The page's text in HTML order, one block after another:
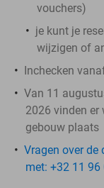
vouchers)
je kunt je
wijzigen of
Inchecken
Van 11
2026 vinden er
gebouw plaats
Vragen over de
met: +32 11 96